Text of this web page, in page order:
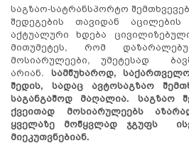
საგზაო-სატრანსპორტო
შედეგების თავიდან
აქტუალური ხდება
მითუმეტეს, რომ
მოსიარულეები, უმეტესად
არიან. სამწუხაროდ,
შედის, სადაც ავტოსაგზაო
საგანგაშოდ მაღალია. საგზაო
ქვეითად მოსიარულეებს
ყველაზე მოწყვლად ჯგუფს
მიეკუთვნებიან.